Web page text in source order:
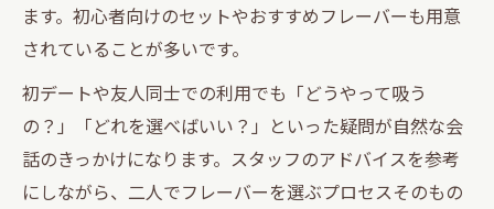
ます。初心者向けのセットやおすすめフレーバーも用意
されていることが多いです。
初デートや友人同士での利用でも「どうやって吸う
の？」「どれを選べばいい？」といった疑問が自然な会
話のきっかけになります。スタッフのアドバイスを参考
にしながら、二人でフレーバーを選ぶプロセスそのもの